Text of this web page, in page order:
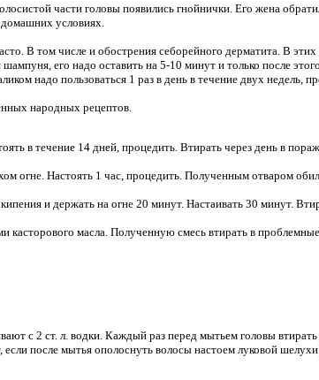
части головы появились гнойнички. Его жена
условиях.
В том числе и обострения себорейного дерматита. В этих
его надо оставить на 5-10 минут и только после
надо пользоваться 1 раз в день в течение двух недель,
народных рецептов.
в течение 14 дней, процедить. Втирать через день в
огне. Настоять 1 час, процедить. Полученным отваром
и держать на огне 20 минут. Настаивать 30 минут.
масла. Полученную смесь втирать в
с 2 ст. л. водки. Каждый раз перед мытьем головы втирать
после мытья ополоснуть волосы настоем луковой